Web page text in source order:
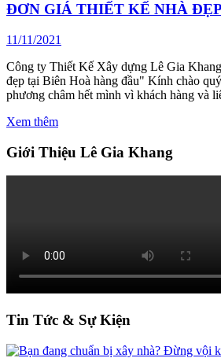
ĐƠN GIÁ THIẾT KẾ NHÀ ĐẸP
11/11/2021
Công ty Thiết Kế Xây dựng Lê Gia
đẹp tại Biên Hoà hàng đầu" Kính chào
phương châm hết mình vì khách hàng và
Xem thêm
Giới Thiệu Lê Gia Khang
Tin Tức & Sự Kiện